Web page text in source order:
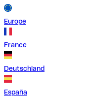
Europe
France
Deutschland
España